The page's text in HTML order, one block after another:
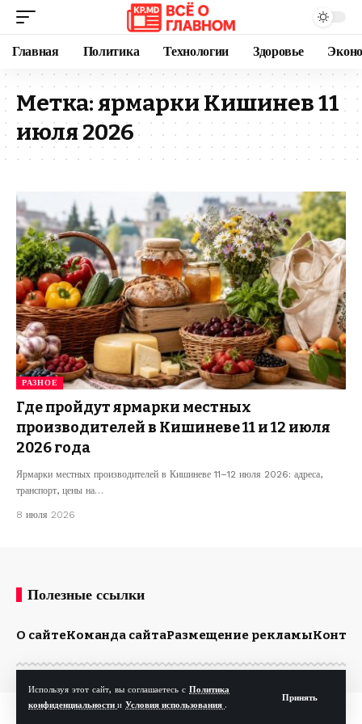
Используя этот сайт, вы соглашаетесь с Политика
конфиденциальности и Условия использования .
Принять
Главная Политика Технологии Здоровье
Метка:ярмарки Кишинев 11
июля 2026
РАЗНОЕ
Где пройдут ярмарки местных
производителей в Кишиневе 11 и 12 июля
2026 года
Ярмарки местных производителей в Кишиневе 11–12 июля 2026: адреса,
транспорт, цены на…
8 июля 2026
Полезные ссылки
О сайтеКоманда сайтаРазмещение рекламы
© Kp.md. Все права защищены.